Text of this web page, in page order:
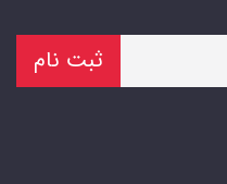
ثبت نام